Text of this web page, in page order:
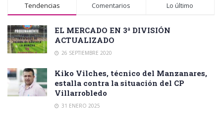
Tendencias Comentarios Lo último
EL MERCADO EN 3ª DIVISIÓN
ACTUALIZADO
26 SEPTIEMBRE 2020
Kiko Vilches, técnico del Manzanares,
estalla contra la situación del CP
Villarrobledo
31 ENERO 2025